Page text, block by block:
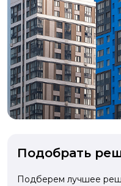
Подобрать
Подберем лучшее